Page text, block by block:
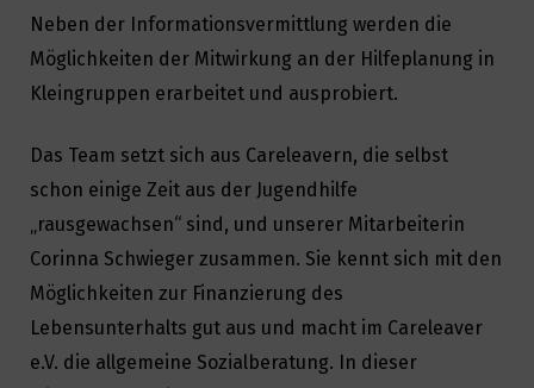
Neben der Informationsvermittlung werden die
Möglichkeiten der Mitwirkung an der Hilfeplanung in
Kleingruppen erarbeitet und ausprobiert.
Das Team setzt sich aus Careleavern, die selbst
schon einige Zeit aus der Jugendhilfe
„rausgewachsen“ sind, und unserer Mitarbeiterin
Corinna Schwieger zusammen. Sie kennt sich mit den
Möglichkeiten zur Finanzierung des
Lebensunterhalts gut aus und macht im Careleaver
e.V. die allgemeine Sozialberatung. In dieser